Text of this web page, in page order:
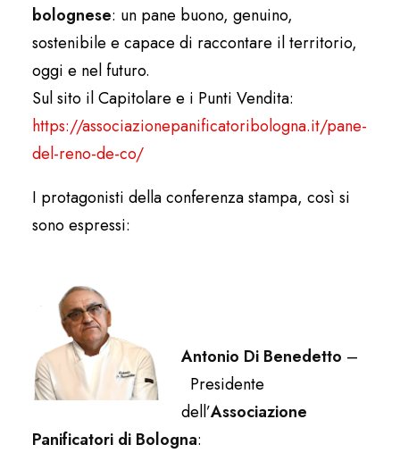
bolognese: un pane buono, genuino,
sostenibile e capace di raccontare il territorio,
oggi e nel futuro.
Sul sito il Capitolare e i Punti Vendita:
https://associazionepanificatoribologna.it/pane-
del-reno-de-co/
I protagonisti della conferenza stampa, così si
sono espressi:
Antonio Di Benedetto –
Presidente
dell’Associazione
Panificatori di Bologna: